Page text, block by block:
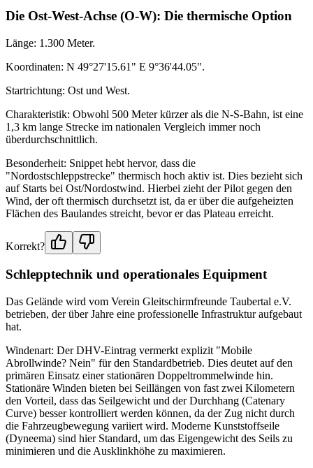
Die Ost-West-Achse (O-W): Die thermische Option
Länge: 1.300 Meter.
Koordinaten: N 49°27'15.61" E 9°36'44.05".
Startrichtung: Ost und West.
Charakteristik: Obwohl 500 Meter kürzer als die N-S-Bahn, ist eine
1,3 km lange Strecke im nationalen Vergleich immer noch
überdurchschnittlich.
Besonderheit: Snippet hebt hervor, dass die
"Nordostschleppstrecke" thermisch hoch aktiv ist. Dies bezieht sich
auf Starts bei Ost/Nordostwind. Hierbei zieht der Pilot gegen den
Wind, der oft thermisch durchsetzt ist, da er über die aufgeheizten
Flächen des Baulandes streicht, bevor er das Plateau erreicht.
Korrekt?
Schlepptechnik und operationales Equipment
Das Gelände wird vom Verein Gleitschirmfreunde Taubertal e.V.
betrieben, der über Jahre eine professionelle Infrastruktur aufgebaut
hat.
Windenart: Der DHV-Eintrag vermerkt explizit "Mobile
Abrollwinde? Nein" für den Standardbetrieb. Dies deutet auf den
primären Einsatz einer stationären Doppeltrommelwinde hin.
Stationäre Winden bieten bei Seillängen von fast zwei Kilometern
den Vorteil, dass das Seilgewicht und der Durchhang (Catenary
Curve) besser kontrolliert werden können, da der Zug nicht durch
die Fahrzeugbewegung variiert wird. Moderne Kunststoffseile
(Dyneema) sind hier Standard, um das Eigengewicht des Seils zu
minimieren und die Ausklinkhöhe zu maximieren.